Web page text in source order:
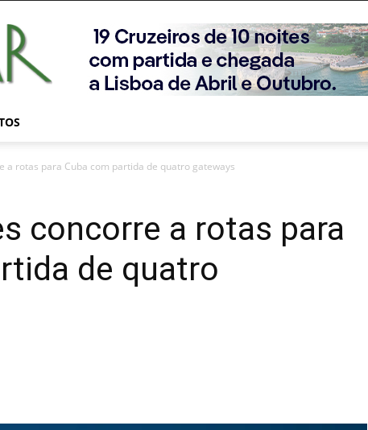
a rotas para Cuba com partida de quatro gateways
concorre a rotas para
de quatro